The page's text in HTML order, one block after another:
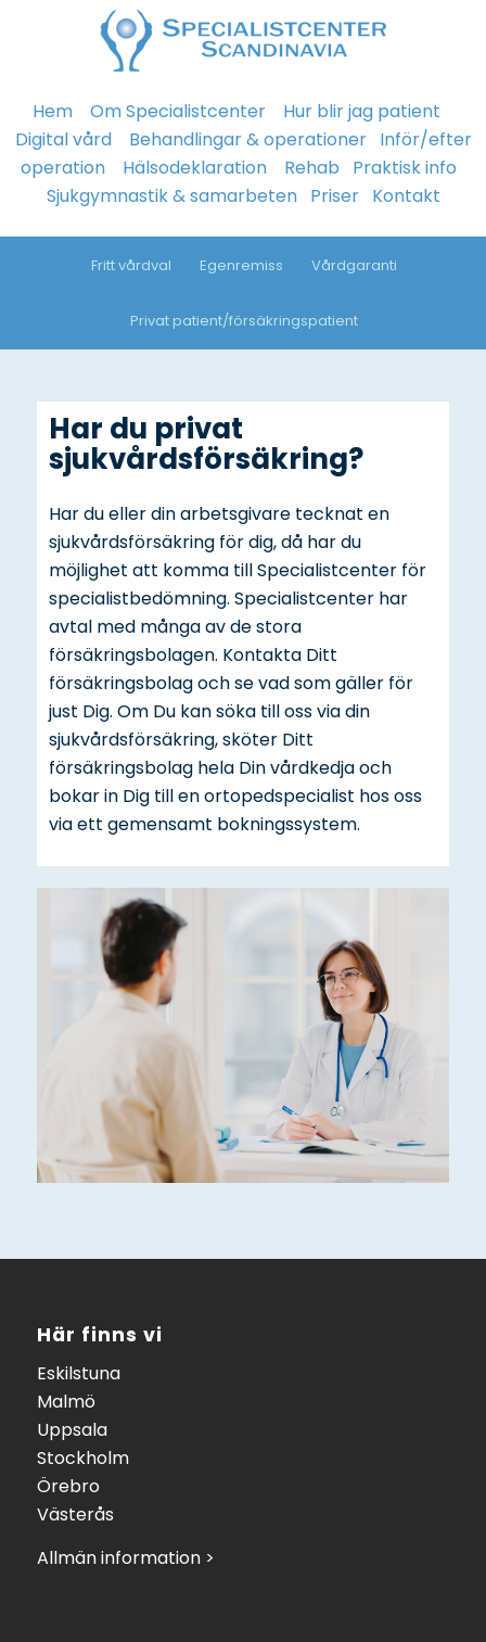
Hem Om Specialistcenter
Hur blir jag patient
Digital vård
Behandlingar & operationer Inför/efter
operation
Hälsodeklaration Rehab
Praktisk info
Sjukgymnastik & samarbeten Priser Kontakt
Fritt vårdval Egenremiss Vårdgaranti
Privat patient/försäkringspatient
Har du privat
sjukvårdsförsäkring?
Har du eller din arbetsgivare tecknat en
sjukvårdsförsäkring för dig, då har du
möjlighet att komma till Specialistcenter för
specialistbedömning. Specialistcenter har
avtal med många av de stora
försäkringsbolagen. Kontakta Ditt
försäkringsbolag och se vad som gäller för
just Dig. Om Du kan söka till oss via din
sjukvårdsförsäkring, sköter Ditt
försäkringsbolag hela Din vårdkedja och
bokar in Dig till en ortopedspecialist hos oss
via ett gemensamt bokningssystem.
Här finns vi
Eskilstuna
Malmö
Uppsala
Stockholm
Örebro
Västerås
Allmän information >